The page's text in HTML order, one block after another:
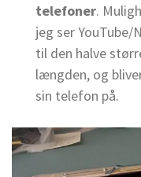
telefoner.
jeg ser YouTube/
til den halve
længden, og
sin telefon på.